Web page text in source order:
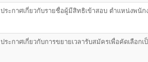
ประกาศเกี่ยวกับรายชื่อผู้มีสิทธิเข้าสอบ ตำแหน่งพนัก
ประกาศเกี่ยวกับการขยายเวลารับสมัครเพื่อคัดเลือ